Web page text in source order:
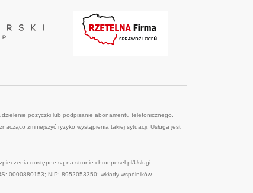
pożyczki lub podpisanie abonamentu telefonicznego.
zmniejszyć ryzyko wystąpienia takiej sytuacji. Usługa jest
dostępne są na stronie chronpesel.pl/Uslugi.
0000880153; NIP: 8952053350; wkłady wspólników